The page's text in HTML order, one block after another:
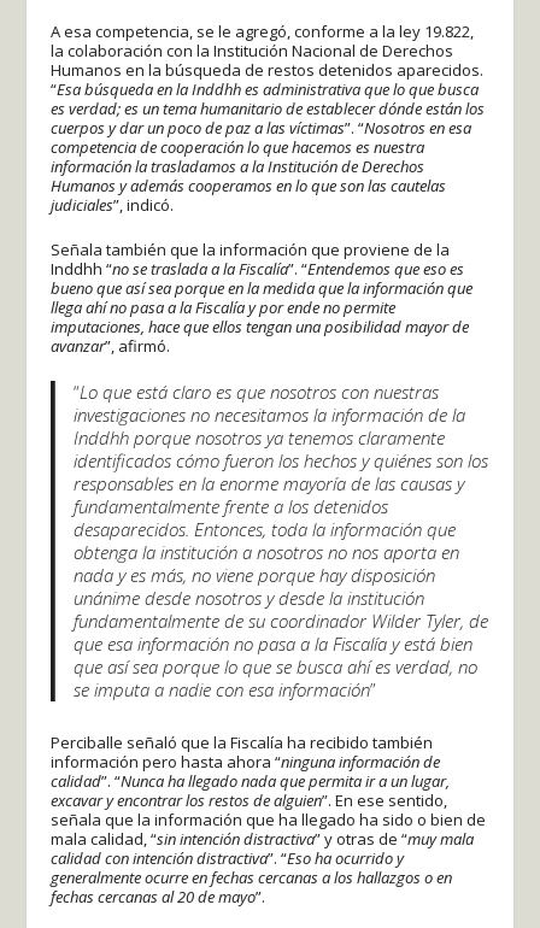
A esa competencia, se le agregó, conforme a la ley 19.822,
la colaboración con la Institución Nacional de Derechos
Humanos en la búsqueda de restos detenidos aparecidos.
“Esa búsqueda en la Inddhh es administrativa que lo que busca
es verdad; es un tema humanitario de establecer dónde están los
cuerpos y dar un poco de paz a las víctimas”. “Nosotros en esa
competencia de cooperación lo que hacemos es nuestra
información la trasladamos a la Institución de Derechos
Humanos y además cooperamos en lo que son las cautelas
judiciales”, indicó.
Señala también que la información que proviene de la
Inddhh “no se traslada a la Fiscalía”. “Entendemos que eso es
bueno que así sea porque en la medida que la información que
llega ahí no pasa a la Fiscalía y por ende no permite
imputaciones, hace que ellos tengan una posibilidad mayor de
avanzar”, afirmó.
“Lo que está claro es que nosotros con nuestras
investigaciones no necesitamos la información de la
Inddhh porque nosotros ya tenemos claramente
identificados cómo fueron los hechos y quiénes son los
responsables en la enorme mayoría de las causas y
fundamentalmente frente a los detenidos
desaparecidos. Entonces, toda la información que
obtenga la institución a nosotros no nos aporta en
nada y es más, no viene porque hay disposición
unánime desde nosotros y desde la institución
fundamentalmente de su coordinador Wilder Tyler, de
que esa información no pasa a la Fiscalía y está bien
que así sea porque lo que se busca ahí es verdad, no
se imputa a nadie con esa información”
Perciballe señaló que la Fiscalía ha recibido también
información pero hasta ahora “ninguna información de
calidad”. “Nunca ha llegado nada que permita ir a un lugar,
excavar y encontrar los restos de alguien”. En ese sentido,
señala que la información que ha llegado ha sido o bien de
mala calidad, “sin intención distractiva” y otras de “muy mala
calidad con intención distractiva”. “Eso ha ocurrido y
generalmente ocurre en fechas cercanas a los hallazgos o en
fechas cercanas al 20 de mayo”.